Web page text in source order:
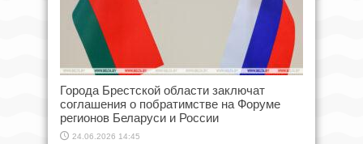
Города Брестской области заключат
соглашения о побратимстве на Форуме
регионов Беларуси и России
24.06.2026 14:45